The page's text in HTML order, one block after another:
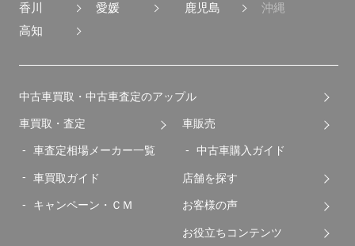
香川
愛媛
高知
鹿児島
沖縄
中古車買取・中古車査定のアップル
車買取・査定
車査定相場メーカー一覧
車買取ガイド
キャンペーン・ＣＭ
車販売
中古車購入ガイド
店舗を探す
お客様の声
お役立ちコンテンツ